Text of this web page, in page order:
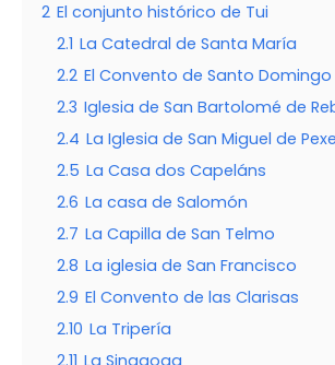
2 El conjunto histórico de Tui
2.1 La Catedral de Santa María
2.2 El Convento de Santo Domingo
2.3 Iglesia de San Bartolomé de
2.4 La Iglesia de San Miguel de
2.5 La Casa dos Capeláns
2.6 La casa de Salomón
2.7 La Capilla de San Telmo
2.8 La iglesia de San Francisco
2.9 El Convento de las Clarisas
2.10 La Tripería